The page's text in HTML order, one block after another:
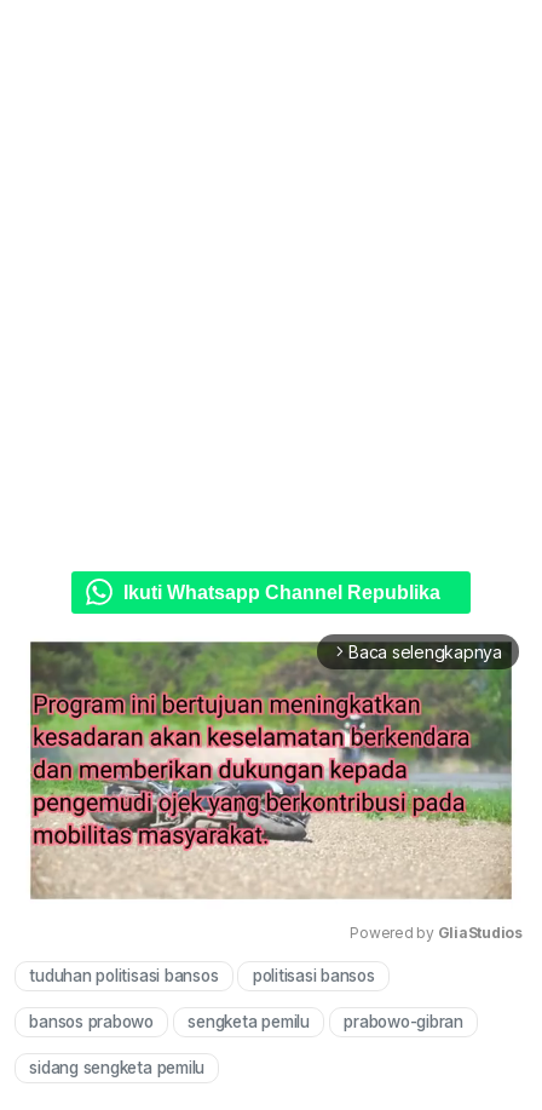
Ikuti Whatsapp Channel Republika
arrow_forward_ios Baca selengkapnya
Powered by GliaStudios
tuduhan politisasi bansos politisasi bansos
bansos prabowo sengketa pemilu prabowo-gibran
sidang sengketa pemilu